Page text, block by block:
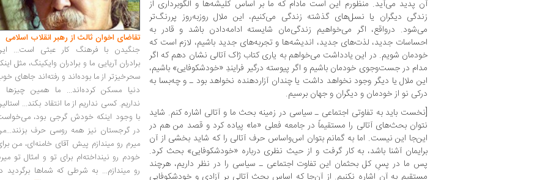
آن پدید می‌آید. منظورم این است مادام که ما بر اساس کلیشه‌ها و الگوبرداری از
زندگی دیگران یا نسل‌های گذشته زندگی می‌کنیم، این ملال روزبه‌روز پررنگ‌تر
می‌شود. درواقع، اگر می‌خواهیم زندگی‌مان شایسته ادامه‌دادن باشد و قادر به
احساسات جدید، لذت‌های جدید، اندیشه‌ها و تجربه‌های جدید باشیم، لازم است که
خودمان شویم. در این یادداشت می‌خواهم به یاری کتاب ژاک آتالی نشان دهم که اگر
مدام در جست‌وجوی خودمان باشیم و اگر پیوسته درگیر فرایندِ «خودشکوفایی» باشیم،
این ملال یا دیگر وجود نخواهد داشت یا چندان آزاردهنده نخواهد بود ـ و چه‌بسا به
درکی نو از خودمان و دیگران و جهان برسیم.
[نخست باید به تفاوتی اجتماعی ـ سیاسی در زمینه‌‌ بحث ما و آتالی اشاره کنم. شاید
نتوان بحث‌های آتالی را مستقیماً در جامعه فعلی «ما» پیاده کرد و قصد من هم در
این‌جا این نیست. اما به گمانم بتوان اس‌واساس حرف آتالی را که شاید بخشی از آن
برایمان آشنا باشد، به کار گرفت و از حیث نظری درباره «خودشکوفایی» بحث کرد.
پس ما در پسِ کل بحثمان این تفاوت اجتماعی ـ سیاسی را در نظر داریم، هرچند
مستقیم به آن اشاره نکنیم. از آن‌جا که اساس بحث آتالی بر آزادی و خودشکوفایی
تقاضای اخوان ثالث از رهبر انقلاب اسلامی
جنگیدن با فرهنگ کار عبثی است...
برادران آریایی ما و برادران وایکینگ، مثل
سحرخیزتر از ما بوده‌اند و رفته‌اند جاهای
دنیا مسکن کرده‌اند... ما همین چیزها
نداریم. کسی نداریم از ما انتقاد بکند...
با وجود اینکه خودش گرجی بود،
در گرجستان نیز همه روسی حرف
میرم رو میندازم پیش آقای خامنه‌ای، من
خودم رو نینداخته‌ام برای تو و امثال تو
رو میندازم... به شرطی که شماها برگردید